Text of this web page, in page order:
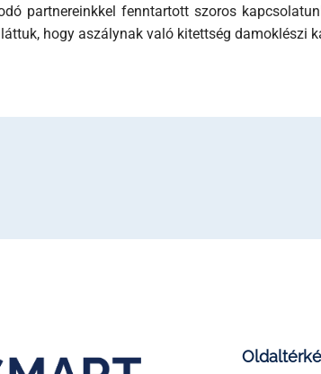
partnereinkkel fenntartott szoros
hogy aszálynak való kitettség damoklészi